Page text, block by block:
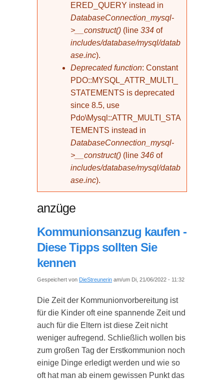
ERED_QUERY instead in
DatabaseConnection_mysql-
>__construct() (line 334 of
includes/database/mysql/datab
ase.inc).
Deprecated function: Constant
PDO::MYSQL_ATTR_MULTI_
STATEMENTS is deprecated
since 8.5, use
Pdo\Mysql::ATTR_MULTI_STA
TEMENTS instead in
DatabaseConnection_mysql-
>__construct() (line 346 of
includes/database/mysql/datab
ase.inc).
anzüge
Kommunionsanzug kaufen -
Diese Tipps sollten Sie
kennen
Gespeichert von DieStreunerin am/um Di, 21/06/2022 - 11:32
Die Zeit der Kommunionvorbereitung ist
für die Kinder oft eine spannende Zeit und
auch für die Eltern ist diese Zeit nicht
weniger aufregend. Schließlich wollen bis
zum großen Tag der Erstkommunion noch
einige Dinge erledigt werden und wie so
oft hat man ab einem gewissen Punkt das